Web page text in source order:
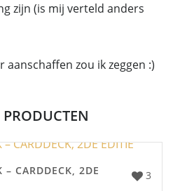
zijn (is mij verteld anders
aanschaffen zou ik zeggen :)
PRODUCTEN
3
CARDDECK, 2DE